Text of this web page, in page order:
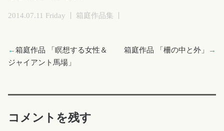
2014.07.11 Friday 箱庭作品集
←箱庭作品 「瞑想する女性＆
ジャイアント馬場」
箱庭作品 「柵の中と外」 →
コメントを残す